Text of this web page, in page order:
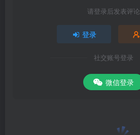
请登录后发表评论
登录
社交账号登录
微信登录